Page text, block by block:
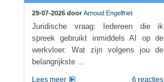
29-07-2026 door Arnoud Engelfriet
Juridische vraag: Iedereen die ik
spreek gebruikt inmiddels AI op de
werkvloer. Wat zijn volgens jou de
belangrijkste ...
6 reacties
Lees meer